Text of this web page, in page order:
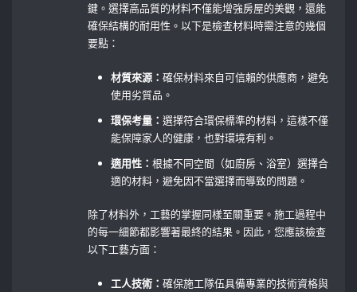
鍵。選擇高品質的材料不僅能增強房屋的美觀，還能
確保結構的耐用性。以下是檢查材料時需注意的幾個
要點：
材質來源：確保材料來自可信賴的供應商，避免
使用劣質品。
環保考量：選擇符合環保標準的材料，這樣不僅
能保障家人的健康，也對環境有利。
適用性：根據不同空間（如廚房、浴室）選擇合
適的材料，避免因不當選擇而導致的問題。
除了材料外，工藝的掌握同樣至關重要。施工過程中
的每一細節都影響著最終的結果。因此，您應該檢查
以下工藝方面：
工人技術：確保施工隊伍具備專業的技術資格與